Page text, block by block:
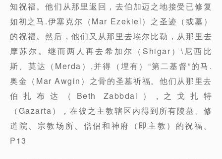
知祝福。他们从那里返回，去伯加迈之地接受已修复
如初之马.伊塞克尔（Mar Ezekiel）之圣迹（或墓）
的祝福。然后，他们又从那里去埃尔比勒，从那里去
摩苏尔。继而两人再去希加尔（Shigar）\尼西比
斯、莫达（Merda）,并得（埋有）“第二基督”的马.
奥金（Mar Awgin）之骨的圣墓祈福。他们从那里去
伯扎布达（Beth Zabbdai）,之戈扎特
（Gazarta），在彼之主教辖区内得到所有陵墓、修
道院、宗教场所、僧侣和神府（即主教）的祝福。
P13